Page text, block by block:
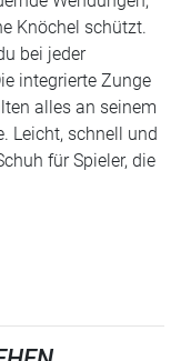
Knöchel schützt.
bei jeder
integrierte Zunge
alles an seinem
Leicht, schnell und
für Spieler, die